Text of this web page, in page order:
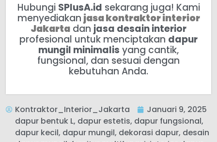
Hubungi SPlusA.id sekarang juga! Kami
menyediakan jasa kontraktor interior
Jakarta dan jasa desain interior
profesional untuk menciptakan dapur
mungil minimalis yang cantik,
fungsional, dan sesuai dengan
kebutuhan Anda.
Kontraktor_Interior_Jakarta
Januari 9, 2025
dapur bentuk L, dapur estetis, dapur fungsional,
dapur kecil, dapur mungil, dekorasi dapur, desain